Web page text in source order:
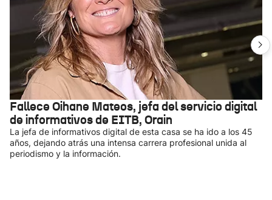
Fallece Oihane Mateos, jefa del servicio digital
de informativos de EITB, Orain
La jefa de informativos digital de esta casa se ha ido a los 45
años, dejando atrás una intensa carrera profesional unida al
periodismo y la información.